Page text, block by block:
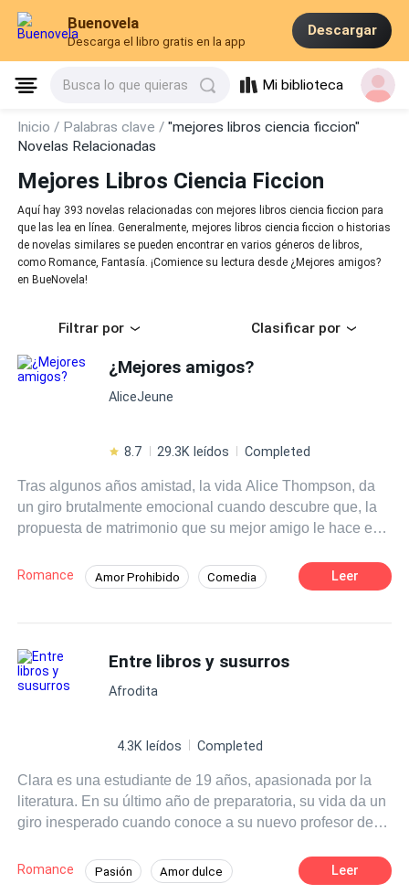
Buenovela
Descarga el libro gratis en la app
Descargar
Busca lo que quieras Mi biblioteca
Inicio / Palabras clave /"mejores libros ciencia ficcion"
Novelas Relacionadas
Mejores Libros Ciencia Ficcion
Aquí hay 393 novelas relacionadas con mejores libros ciencia ficcion para
que las lea en línea. Generalmente, mejores libros ciencia ficcion o historias
de novelas similares se pueden encontrar en varios géneros de libros,
como Romance, Fantasía. ¡Comience su lectura desde ¿Mejores amigos?
en BueNovela!
Filtrar por Clasificar por
¿Mejores amigos?
AliceJeune
8.7 29.3K leídos Completed
Tras algunos años amistad, la vida Alice Thompson, da
un giro brutalmente emocional cuando descubre que, la
propuesta de matrimonio que su mejor amigo le hace es
desencadenará sentimientos que ninguno de ellos pensó
experimentar, esto se convertiría en el juego que, con el
sobrevivir juntas?
Romance Amor Prohibido Comedia
Arrogante Romance oscuro
Leer
Entre libros y susurros
Afrodita
4.3K leídos Completed
Clara es una estudiante de 19 años, apasionada por la
literatura. En su último año de preparatoria, su vida da un
giro inesperado cuando conoce a su nuevo profesor de
talentoso que despierta en ella una admiración profunda.
A medida que las clases avanzan Clara se siente cada
Romance Pasión Amor dulce Leer